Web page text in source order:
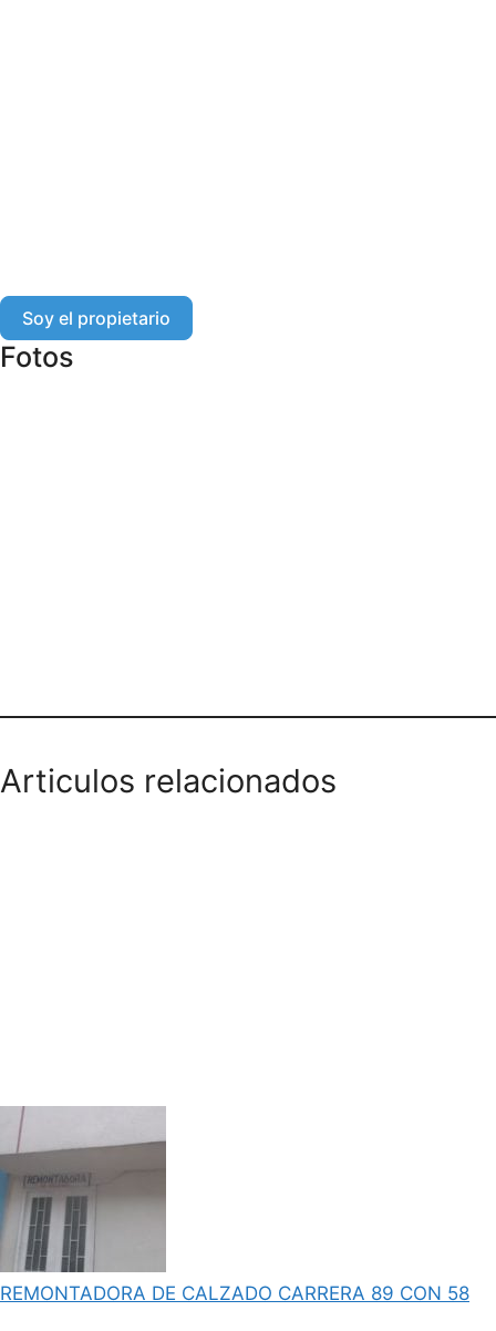
Soy el propietario
Fotos
Articulos relacionados
REMONTADORA DE CALZADO CARRERA 89 CON 58